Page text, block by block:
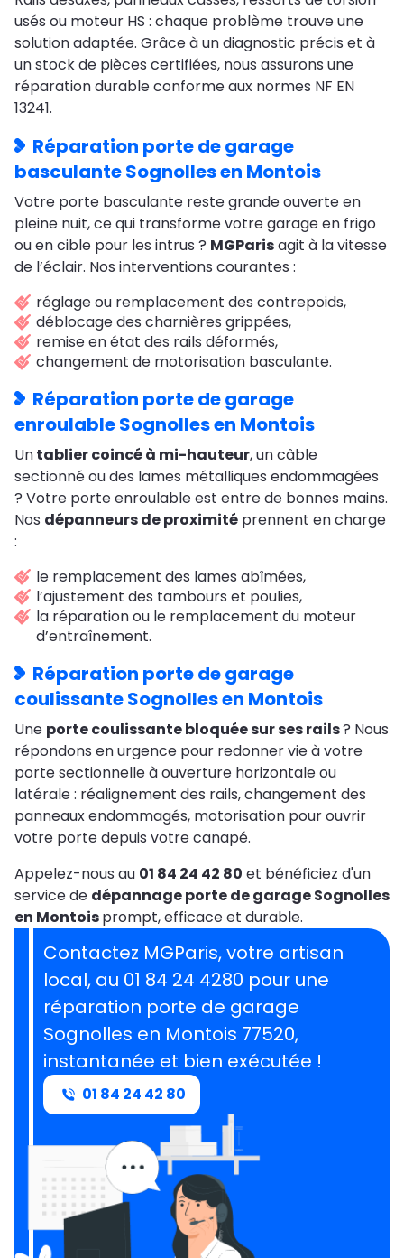
usés ou moteur HS : chaque problème trouve une
solution adaptée. Grâce à un diagnostic précis et à
un stock de pièces certifiées, nous assurons une
réparation durable conforme aux normes NF EN
13241.
Réparation porte de garage
basculante Sognolles en Montois
Votre porte basculante reste grande ouverte en
pleine nuit, ce qui transforme votre garage en frigo
ou en cible pour les intrus ? MGParisagit à la vitesse
de l’éclair. Nos interventions courantes :
réglage ou remplacement des contrepoids,
déblocage des charnières grippées,
remise en état des rails déformés,
changement de motorisation basculante.
Réparation porte de garage
enroulable Sognolles en Montois
Untablier coincé à mi-hauteur, un câble
sectionné ou des lames métalliques endommagées
? Votre porte enroulable est entre de bonnes mains.
Nos dépanneurs de proximité prennent en charge
:
le remplacement des lames abîmées,
l’ajustement des tambours et poulies,
la réparation ou le remplacement du moteur
d’entraînement.
Réparation porte de garage
coulissante Sognolles en Montois
Une porte coulissante bloquée sur ses rails? Nous
répondons en urgence pour redonner vie à votre
porte sectionnelle à ouverture horizontale ou
latérale : réalignement des rails, changement des
panneaux endommagés, motorisation pour ouvrir
votre porte depuis votre canapé.
Appelez-nous au 01 84 24 42 80 et bénéficiez d'un
service de dépannage porte de garage Sognolles
en Montoisprompt, efficace et durable.
Contactez MGParis, votre artisan
local, au 01 84 24 4280 pour une
réparation porte de garage
Sognolles en Montois 77520,
instantanée et bien exécutée !
01 84 24 42 80